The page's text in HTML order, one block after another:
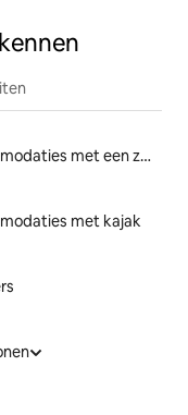
Accommodaties met een zwembad
met kajak